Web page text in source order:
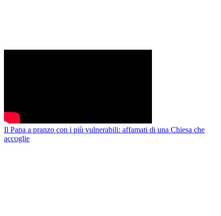
Il Papa a pranzo con i più vulnerabili: affamati di una Chiesa che
accoglie